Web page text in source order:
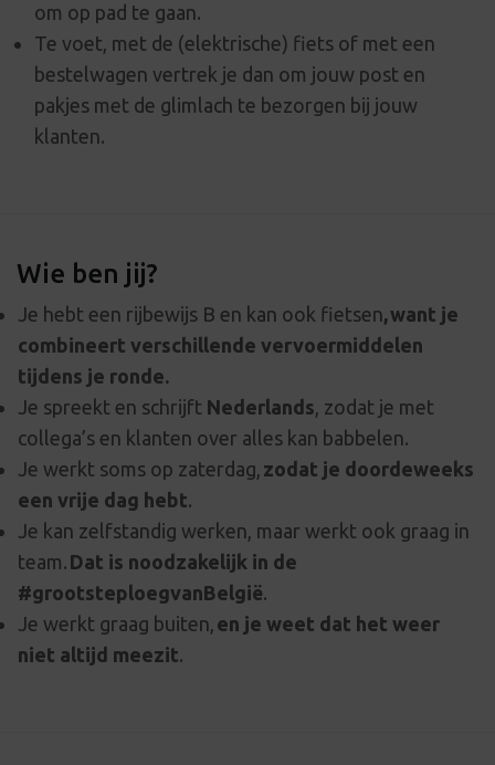
om op pad te gaan.
Te voet, met de (elektrische) fiets of met een
bestelwagen vertrek je dan om jouw post en
pakjes met de glimlach te bezorgen bij jouw
klanten.
Wie ben jij?
Je hebt een rijbewijs B en kan ook fietsen, want je
combineert verschillende vervoermiddelen
tijdens je ronde.
Je spreekt en schrijft Nederlands, zodat je met
collega’s en klanten over alles kan babbelen.
Je werkt soms op zaterdag, zodat je doordeweeks
een vrije dag hebt.
Je kan zelfstandig werken, maar werkt ook graag in
team. Dat is noodzakelijk in de
#grootsteploegvanBelgië.
Je werkt graag buiten, en je weet dat het weer
niet altijd meezit.